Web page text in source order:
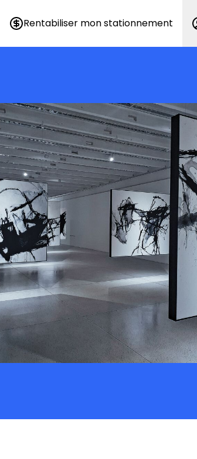
Rentabiliser mon stationnement